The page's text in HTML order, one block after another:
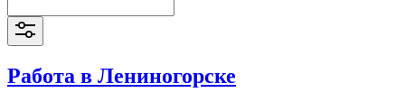
Работа в Лениногорске